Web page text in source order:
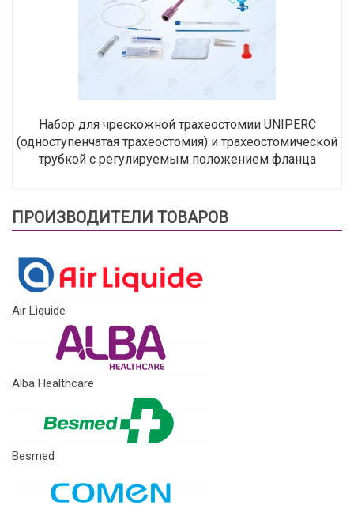
Набор для чрескожной трахеостомии UNIPERC
(одноступенчатая трахеостомия) и трахеостомической
трубкой с регулируемым положением фланца
ПРОИЗВОДИТЕЛИ ТОВАРОВ
Air Liquide
Alba Healthcare
Besmed